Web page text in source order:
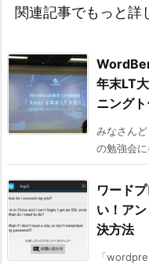
関連記事でもっと詳
年末LT
ニング
みなさん
の勉強会
ワード
い！ア
決方法
「